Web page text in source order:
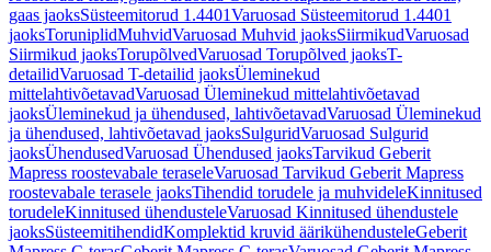
gaas jaoksSüsteemitorud 1.4401Varuosad Süsteemitorud 1.4401
jaoksToruniplidMuhvidVaruosad Muhvid jaoksSiirmikudVaruosad
Siirmikud jaoksTorupõlvedVaruosad Torupõlved jaoksT-
detailidVaruosad T-detailid jaoksÜleminekud
mittelahtivõetavadVaruosad Üleminekud mittelahtivõetavad
jaoksÜleminekud ja ühendused, lahtivõetavadVaruosad Üleminekud
ja ühendused, lahtivõetavad jaoksSulguridVaruosad Sulgurid
jaoksÜhendusedVaruosad Ühendused jaoksTarvikud Geberit
Mapress roostevabale teraseleVaruosad Tarvikud Geberit Mapress
roostevabale terasele jaoksTihendid torudele ja muhvideleKinnitused
torudeleKinnitused ühendusteleVaruosad Kinnitused ühendustele
jaoksSüsteemitihendidKomplektid kruvid äärikühendusteleGeberit